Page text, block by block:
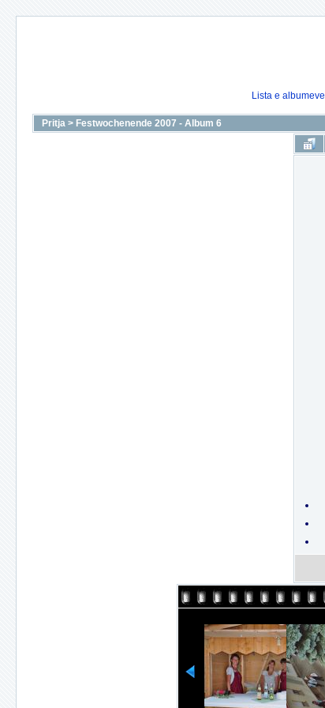
Lista e albumeve
Pritja > Festwochenende 2007 - Album 6